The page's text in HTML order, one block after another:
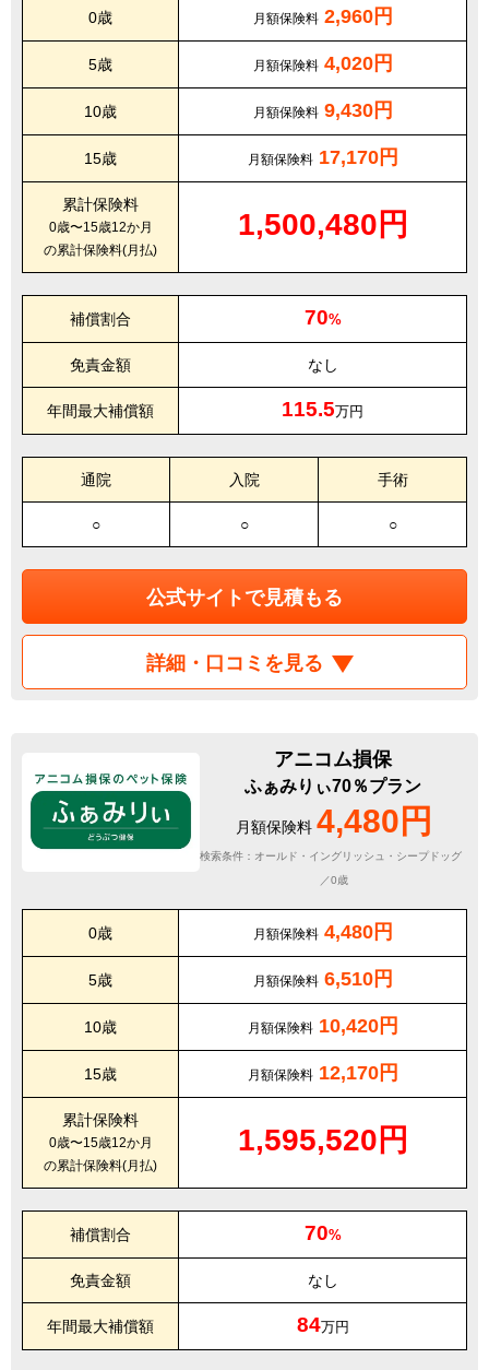
0歳 月額保険料 2,960円
5歳 月額保険料 4,020円
10歳 月額保険料 9,430円
15歳 月額保険料 17,170円
累計保険料
0歳〜15歳12か月
の累計保険料(月払)
1,500,480円
補償割合 70%
免責金額 なし
年間最大補償額 115.5万円
通院 入院 手術
○ ○ ○
公式サイトで見積もる
詳細・口コミを見る
アニコム損保
ふぁみりぃ70％プラン
月額保険料 4,480円
検索条件：オールド・イングリッシュ・シープドッグ
／0歳
0歳 月額保険料 4,480円
5歳 月額保険料 6,510円
10歳 月額保険料 10,420円
15歳 月額保険料 12,170円
累計保険料
0歳〜15歳12か月
の累計保険料(月払)
1,595,520円
補償割合 70%
免責金額 なし
年間最大補償額 84万円